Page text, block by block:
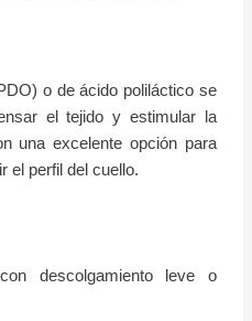
o de ácido poliláctico se
el tejido y estimular la
una excelente opción para
el perfil del cuello.
descolgamiento leve o